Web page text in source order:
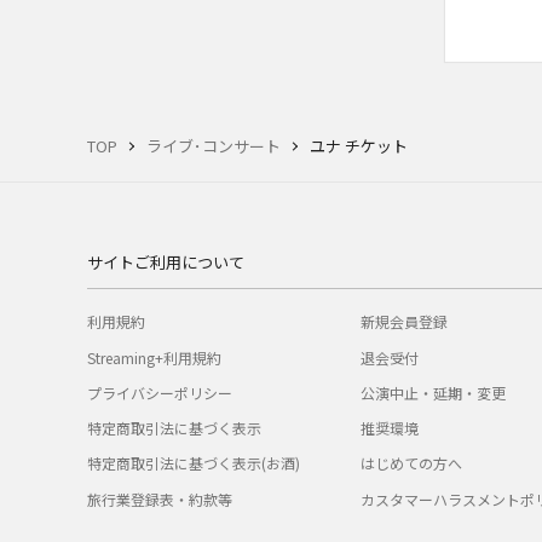
TOP ライブ･コンサート ユナ チケット
サイトご利用について
利用規約
Streaming+利用規約
プライバシーポリシー
特定商取引法に基づく表示
特定商取引法に基づく表示(お酒)
旅行業登録表・約款等
新規会員登録
退会受付
公演中止・延期・変更
推奨環境
はじめての方へ
カスタマーハラスメントポ